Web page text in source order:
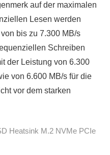
auf der maximalen
Lesen werden
bis zu 7.300 MB/s
Schreiben
der Leistung von 6.300
von 6.600 MB/s für die
vor dem starken